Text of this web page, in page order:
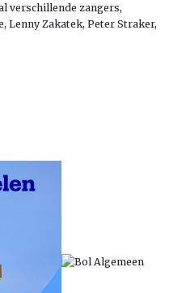
verschillende zangers,
Lenny Zakatek, Peter Straker,